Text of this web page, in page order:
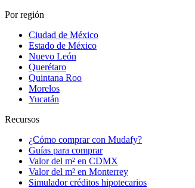
Por región
Ciudad de México
Estado de México
Nuevo León
Querétaro
Quintana Roo
Morelos
Yucatán
Recursos
¿Cómo comprar con Mudafy?
Guías para comprar
Valor del m² en CDMX
Valor del m² en Monterrey
Simulador créditos hipotecarios